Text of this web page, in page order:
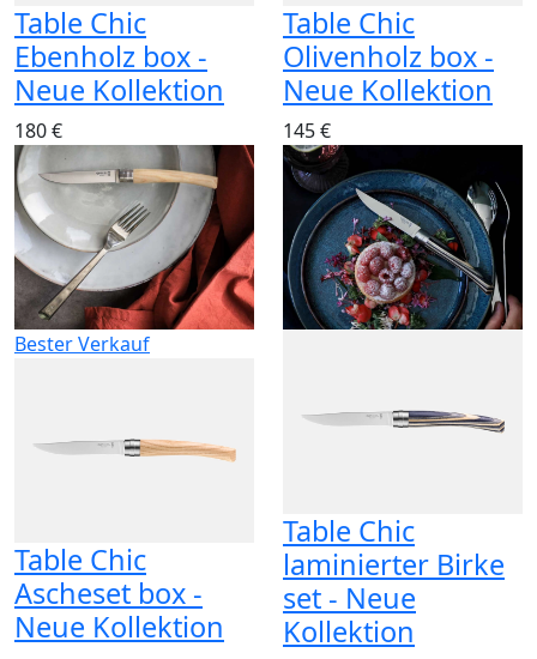
Table Chic
Ebenholz box -
Neue Kollektion
180 €
Table Chic
Olivenholz box -
Neue Kollektion
145 €
Bester Verkauf
Table Chic
Ascheset box -
Neue Kollektion
Table Chic
laminierter Birke
set - Neue
Kollektion